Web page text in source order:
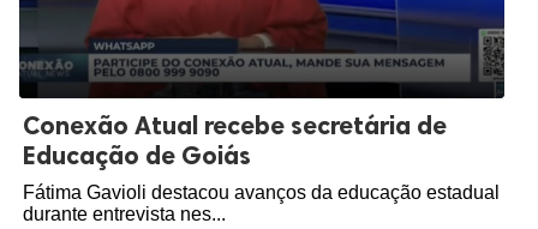
Conexão Atual recebe secretária de
Educação de Goiás
Fátima Gavioli destacou avanços da educação estadual
durante entrevista nes...